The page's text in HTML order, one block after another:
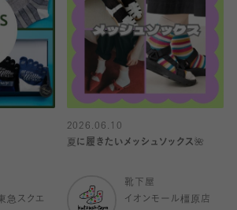
急スクエ
2026.06.10
夏に履きたいメッシュソックス🌺
靴下屋
イオンモール橿原店